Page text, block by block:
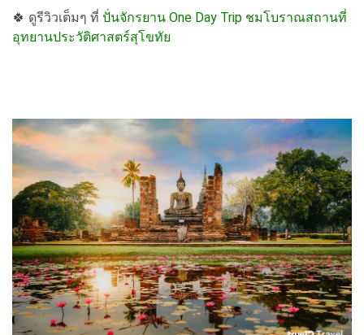
🍀 ดูรีวิวเต็มๆ ที่ ปั่นจักรยาน One Day Trip ชมโบราณสถานที่
อุทยานประวัติศาสตร์สุโขทัย